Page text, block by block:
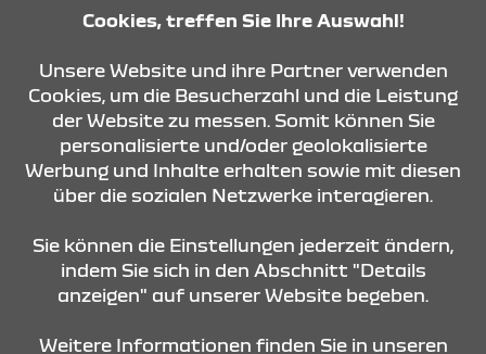
ÖFFNUNGSZEITEN
Cookies, treffen Sie Ihre Auswahl!
Unsere Website und ihre Partner verwenden
Cookies, um die Besucherzahl und die Leistung
der Website zu messen. Somit können Sie
personalisierte und/oder geolokalisierte
Werbung und Inhalte erhalten sowie mit diesen
über die sozialen Netzwerke interagieren.
Sie können die Einstellungen jederzeit ändern,
indem Sie sich in den Abschnitt "Details
anzeigen" auf unserer Website begeben.
Weitere Informationen finden Sie in unseren